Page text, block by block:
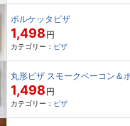
ポルケッタピザ
1,498 円
カテゴリー： ピザ
丸形ピザ スモークベーコン＆
1,498 円
カテゴリー： ピザ